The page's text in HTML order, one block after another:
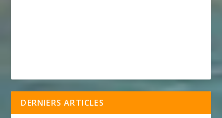
DERNIERS ARTICLES